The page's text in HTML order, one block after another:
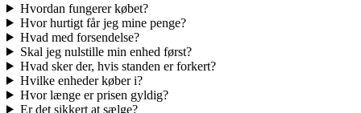
Hvordan fungerer købet?
Hvor hurtigt får jeg mine penge?
Hvad med forsendelse?
Skal jeg nulstille min enhed først?
Hvad sker der, hvis standen er forkert?
Hvilke enheder køber i?
Hvor længe er prisen gyldig?
Er det sikkert at sælge?